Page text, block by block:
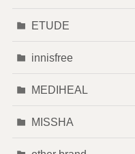
ETUDE
innisfree
MEDIHEAL
MISSHA